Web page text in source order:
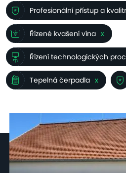
Profesionální přístup a
Řízené kvašení vína x
Řízení technologických
Tepelná čerpadla x